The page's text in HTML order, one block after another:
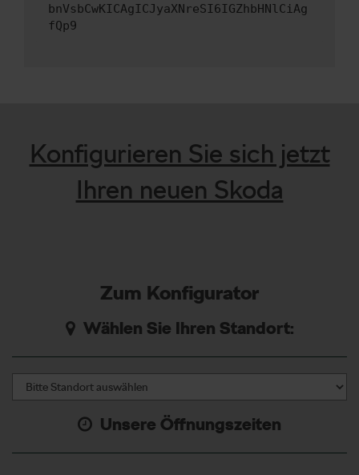
bnVsbCwKICAgICJyaXNreSI6IGZhbHNlCiAg
fQp9
Konfigurieren Sie sich jetzt
Ihren neuen Skoda
Zum Konfigurator
Wählen Sie Ihren Standort:
Unsere Öffnungszeiten